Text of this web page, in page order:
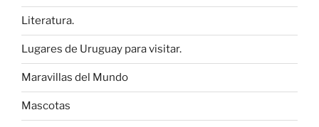
Literatura.
Lugares de Uruguay para visitar.
Maravillas del Mundo
Mascotas